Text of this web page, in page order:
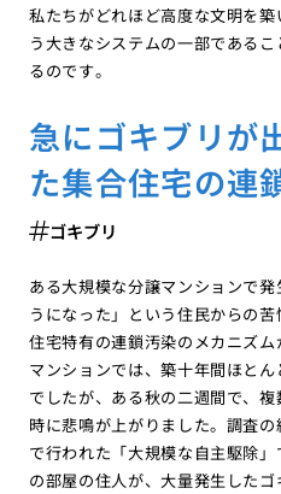
私たちがどれほど高度な文明を
う大きなシステムの一部である
るのです。
急にゴキブリが
た集合住宅の連
ゴキブリ
ある大規模な分譲マンションで
うになった」という住民からの
住宅特有の連鎖汚染のメカニズ
マンションでは、築十年間ほと
でしたが、ある秋の二週間で、
時に悲鳴が上がりました。調査
で行われた「大規模な自主駆除
の部屋の住人が、大量発生した